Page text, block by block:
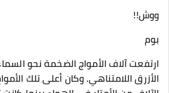
ووش!!
بوم
ارتفعت آلاف الأمواج الضخمة نحو
الأزرق اللامتناهي. وكان أعلى تلك